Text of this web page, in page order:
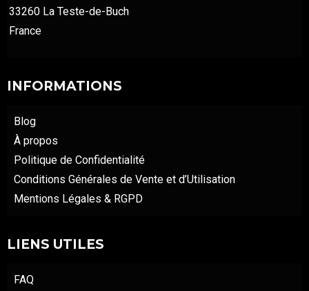
33260 La Teste-de-Buch
France
INFORMATIONS
Blog
À propos
Politique de Confidentialité
Conditions Générales de Vente et d’Utilisation
Mentions Légales & RGPD
LIENS UTILES
FAQ